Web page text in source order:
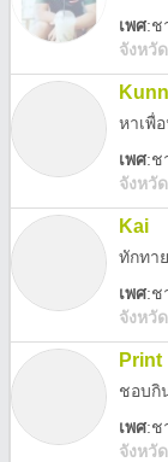
เพศ:ช
จังหวัด
หาเพื่
เพศ:ช
จังหวัด
Kai
ทักทา
เพศ:ช
จังหวัด
Print
ชอบกิ
เพศ:ช
จังหวัด